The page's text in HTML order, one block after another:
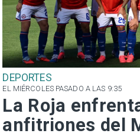
DEPORTES
EL MIÉRCOLES PASADO A LAS 9:35
La Roja
anfitriones del